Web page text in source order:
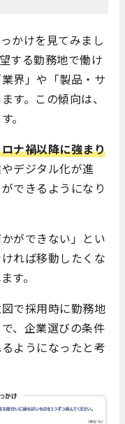
かけを見てみまし
する勤務地で働け
界」や「製品・サ
す。この傾向は、
。
ナ禍以降に強まり
デジタル化が進
できるようになり
ができない」とい
れば移動したくな
す。
で採用時に勤務地
、企業選びの条件
ようになったと考